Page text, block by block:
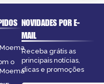
o
NOVIDADES POR E-
MAIL
Receba grátis as
principais notícias,
dicas e promoções